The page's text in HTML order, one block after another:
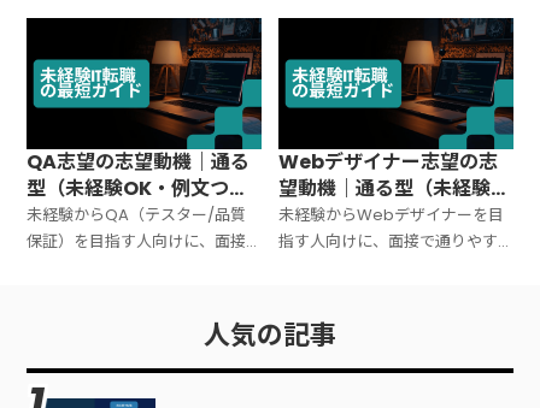
望動機の型をテンプレ化。「な
ぜITサポート？」「どんな強みが
活きる？」を短く一貫させる作
り方と、すぐ使える例文をまとめ
けに、面接で通りやすい志望動
機の型を整理。「なぜインフ
ラ？」「なぜ運用/監視から？」
を一貫させる作り方と、すぐ使え
る例文をまとめます。
QA志望の志望動機｜通る
型（未経験OK・例文つ
き）
未経験からQA（テスター/品質
保証）を目指す人向けに、面接
ではなく？」への答え方、強み
の出し方、例文までまとめます。
Webデザイナー志望の志
望動機｜通る型（未経験
OK・例文つき）
未経験からWebデザイナーを目
指す人向けに、面接で通りやす
説明」「実務で求められるこ
と」を一貫させる作り方と、すぐ
使える例文をまとめます。
人気の記事